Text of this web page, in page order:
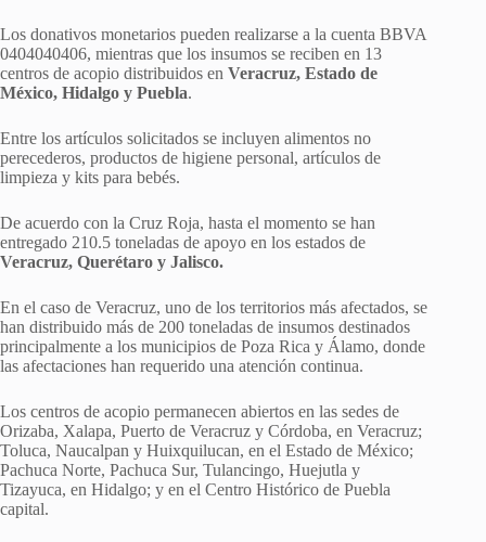
Los donativos monetarios pueden realizarse a la cuenta BBVA
0404040406, mientras que los insumos se reciben en 13
centros de acopio distribuidos en Veracruz, Estado de
México, Hidalgo y Puebla.
Entre los artículos solicitados se incluyen alimentos no
perecederos, productos de higiene personal, artículos de
limpieza y kits para bebés.
De acuerdo con la Cruz Roja, hasta el momento se han
entregado 210.5 toneladas de apoyo en los estados de
Veracruz, Querétaro y Jalisco.
En el caso de Veracruz, uno de los territorios más afectados, se
han distribuido más de 200 toneladas de insumos destinados
principalmente a los municipios de Poza Rica y Álamo, donde
las afectaciones han requerido una atención continua.
Los centros de acopio permanecen abiertos en las sedes de
Orizaba, Xalapa, Puerto de Veracruz y Córdoba, en Veracruz;
Toluca, Naucalpan y Huixquilucan, en el Estado de México;
Pachuca Norte, Pachuca Sur, Tulancingo, Huejutla y
Tizayuca, en Hidalgo; y en el Centro Histórico de Puebla
capital.